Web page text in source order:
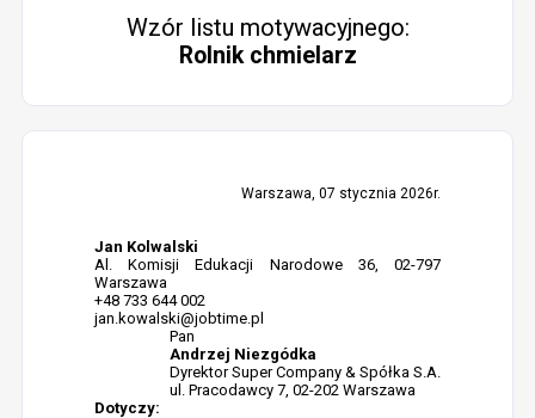
Wzór listu motywacyjnego:
Rolnik chmielarz
Warszawa, 07 stycznia 2026r.
Jan Kolwalski
Al. Komisji Edukacji Narodowe 36, 02-797
Warszawa
+48 733 644 002
jan.kowalski@jobtime.pl
Pan
Andrzej Niezgódka
Dyrektor Super Company & Spółka S.A.
ul. Pracodawcy 7, 02-202 Warszawa
Dotyczy: